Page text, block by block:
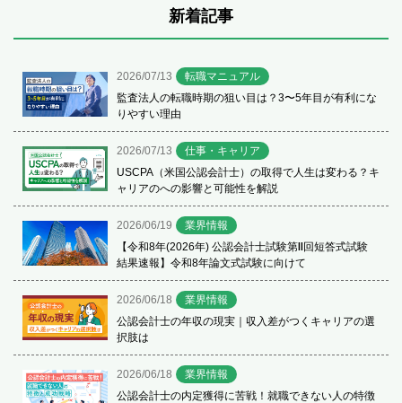
新着記事
2026/07/13
転職マニュアル
監査法人の転職時期の狙い目は？3〜5年目が有利にな
りやすい理由
2026/07/13
仕事・キャリア
USCPA（米国公認会計士）の取得で人生は変わる？キ
ャリアのへの影響と可能性を解説
2026/06/19
業界情報
【令和8年(2026年) 公認会計士試験第Ⅱ回短答式試験
結果速報】令和8年論文式試験に向けて
2026/06/18
業界情報
公認会計士の年収の現実｜収入差がつくキャリアの選
択肢は
2026/06/18
業界情報
公認会計士の内定獲得に苦戦！就職できない人の特徴